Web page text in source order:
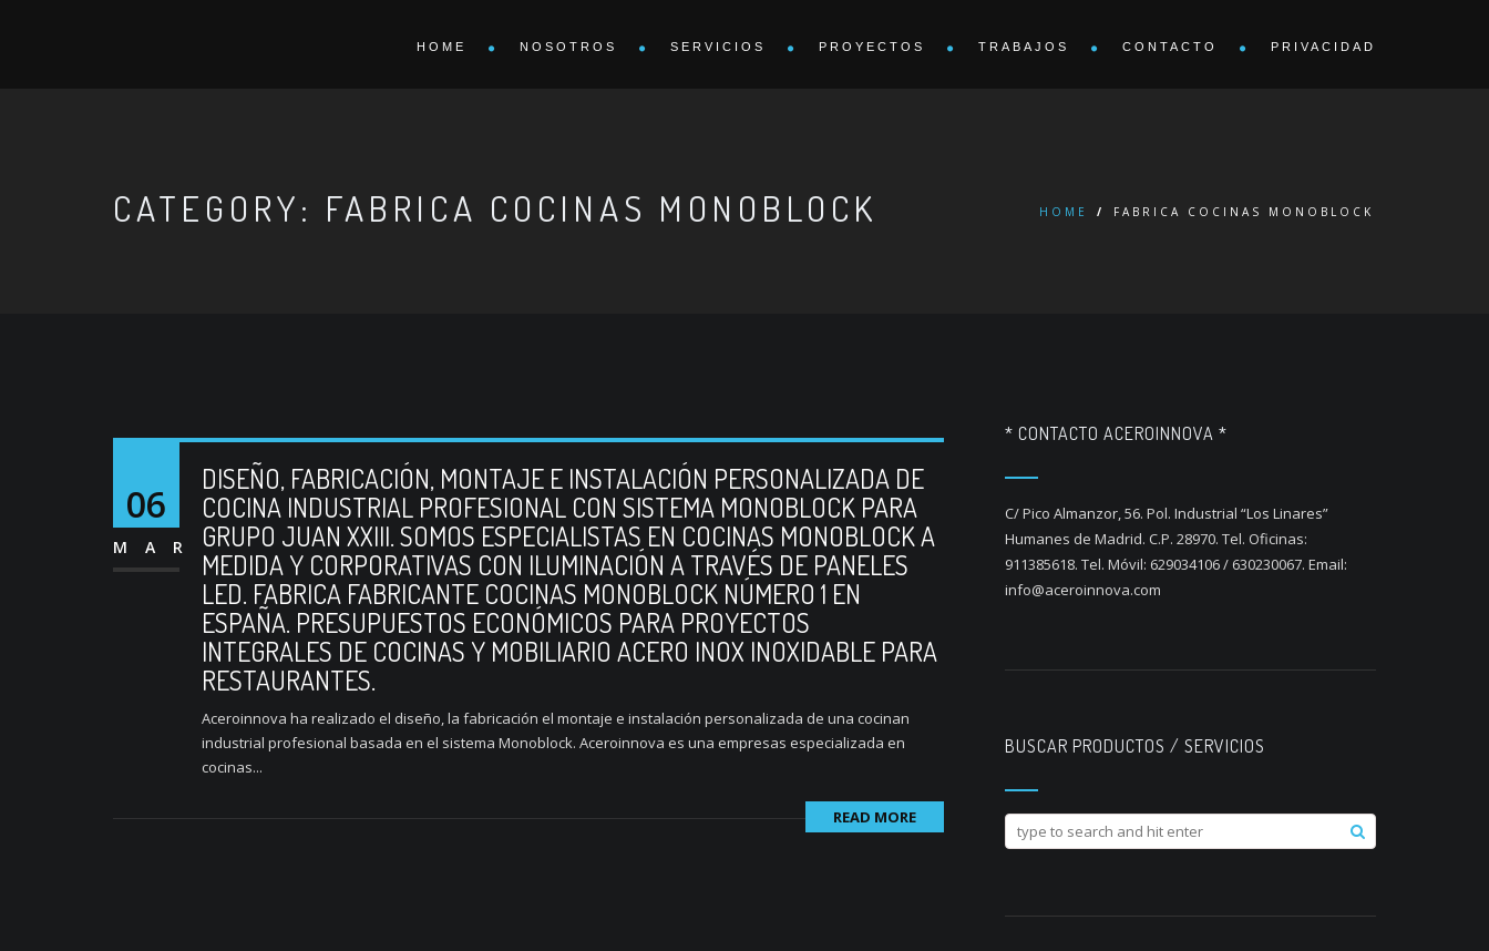
HOME NOSOTROS SERVICIOS PROYECTOS TRABAJOS CONTACTO PRIVACIDAD
CATEGORY: FABRICA COCINAS MONOBLOCK HOME / FABRICA COCINAS MONOBLOCK
06
MAR
DISEÑO, FABRICACIÓN, MONTAJE E INSTALACIÓN PERSONALIZADA DE
COCINA INDUSTRIAL PROFESIONAL CON SISTEMA MONOBLOCK PARA
GRUPO JUAN XXIII. SOMOS ESPECIALISTAS EN COCINAS MONOBLOCK A
MEDIDA Y CORPORATIVAS CON ILUMINACIÓN A TRAVÉS DE PANELES
LED. FABRICA FABRICANTE COCINAS MONOBLOCK NÚMERO 1 EN
ESPAÑA. PRESUPUESTOS ECONÓMICOS PARA PROYECTOS
INTEGRALES DE COCINAS Y MOBILIARIO ACERO INOX INOXIDABLE PARA
RESTAURANTES.
Aceroinnova ha realizado el diseño, la fabricación el montaje e instalación personalizada de una cocinan
industrial profesional basada en el sistema Monoblock. Aceroinnova es una empresas especializada en
cocinas...
READ MORE
* CONTACTO ACEROINNOVA *
C/ Pico Almanzor, 56. Pol. Industrial “Los Linares”
Humanes de Madrid. C.P. 28970. Tel. Oficinas:
911385618. Tel. Móvil: 629034106 / 630230067. Email:
info@aceroinnova.com
BUSCAR PRODUCTOS / SERVICIOS